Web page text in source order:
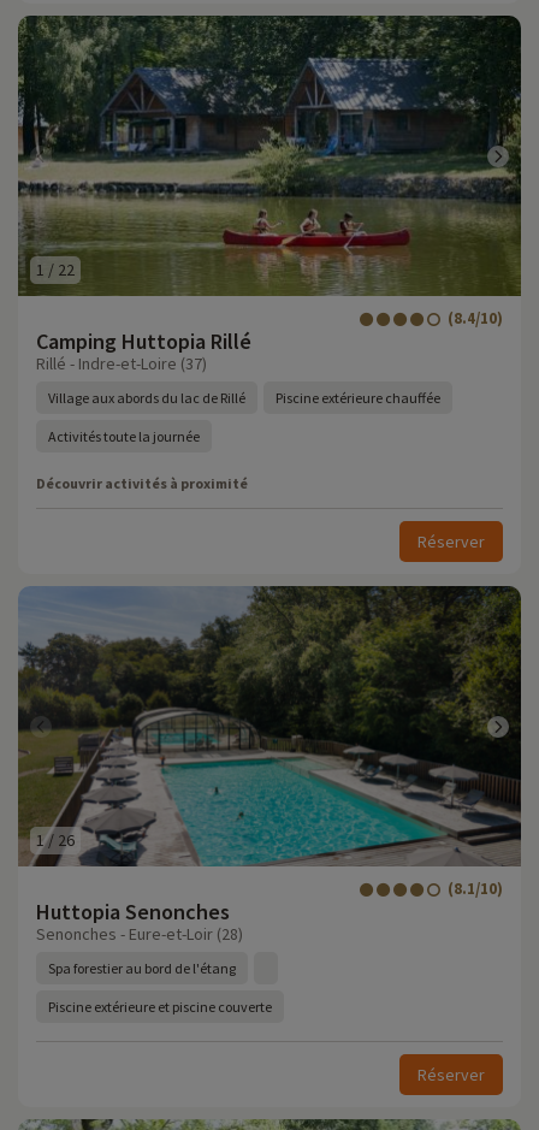
1 / 22
Camping Huttopia Rillé
(8.4/10)
Rillé - Indre-et-Loire (37)
Village aux abords du lac de Rillé Piscine extérieure chauffée
Activités toute la journée
Découvrir activités à proximité
Réserver
1/ 26
Huttopia Senonches
(8.1/10)
Senonches - Eure-et-Loir (28)
Spa forestier au bord de l'étang
Piscine extérieure et piscine couverte
Réserver